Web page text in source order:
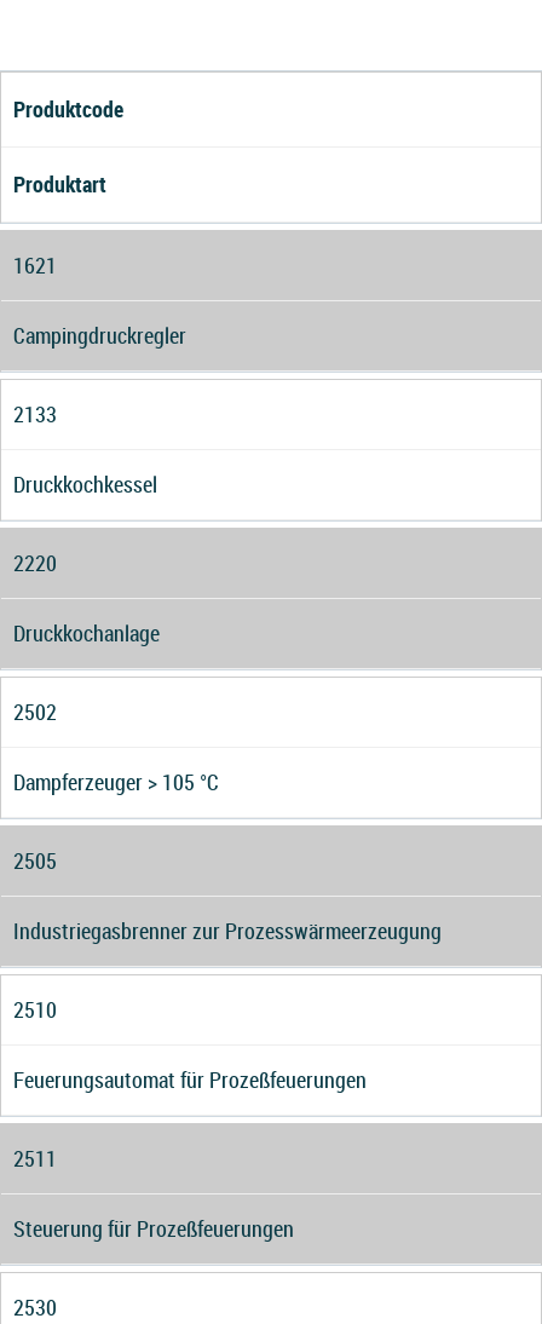
Produktcode
Produktart
1621
Campingdruckregler
2133
Druckkochkessel
2220
Druckkochanlage
2502
Dampferzeuger > 105 °C
2505
Industriegasbrenner zur Prozesswärmeerzeugung
2510
Feuerungsautomat für Prozeßfeuerungen
2511
Steuerung für Prozeßfeuerungen
2530